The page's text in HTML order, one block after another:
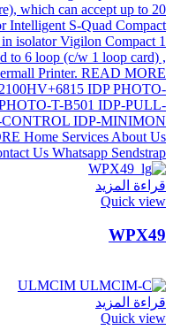
قراءة المزيد
Quick view
WPX49
قراءة المزيد
Quick view